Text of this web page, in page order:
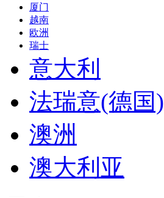
厦门
越南
欧洲
瑞士
意大利
法瑞意(德国)
澳洲
澳大利亚